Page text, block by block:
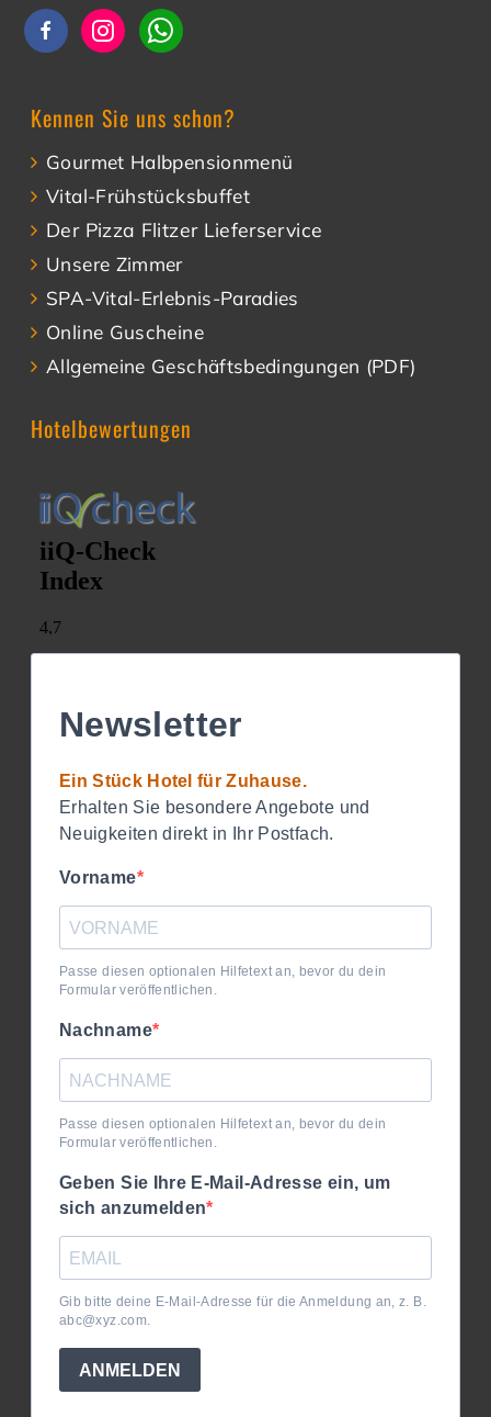
Kennen Sie uns schon?
Gourmet Halbpensionmenü
Vital-Frühstücksbuffet
Der Pizza Flitzer Lieferservice
Unsere Zimmer
SPA-Vital-Erlebnis-Paradies
Online Guscheine
Allgemeine Geschäftsbedingungen (PDF)
Hotelbewertungen
Newsletter
Ein Stück Hotel für Zuhause.
Erhalten Sie besondere Angebote und
Neuigkeiten direkt in Ihr Postfach.
Vorname
Passe diesen optionalen Hilfetext an, bevor du dein
Formular veröffentlichen.
Nachname
Passe diesen optionalen Hilfetext an, bevor du dein
Formular veröffentlichen.
Geben Sie Ihre E-Mail-Adresse ein, um
sich anzumelden
Gib bitte deine E-Mail-Adresse für die Anmeldung an, z. B.
abc@xyz.com.
ANMELDEN